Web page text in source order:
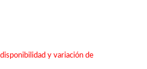
y variación de